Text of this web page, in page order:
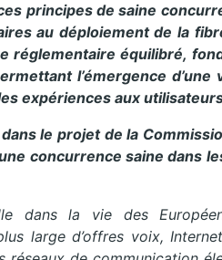
principes de saine
au déploiement de la
équilibré,
l’émergence d’une
expériences aux
le projet de la
concurrence saine dans
dans la vie des
large d’offres voix,